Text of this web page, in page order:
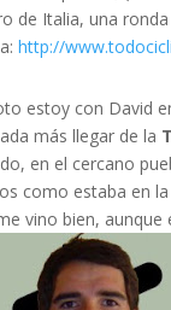
de Italia, una
http://
estoy con David
más llegar de la
en el cercano
como estaba en
vino bien,